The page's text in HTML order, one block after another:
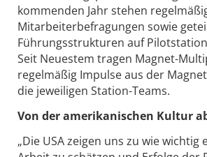
kommenden Jahr stehen
Mitarbeiterbefragungen sowie
Führungsstrukturen auf
Seit Neuestem tragen Magnet-
regelmäßig Impulse aus der
die jeweiligen Station-Teams.
Von der amerikanischen Kultur
„Die USA zeigen uns zu wie wichtig